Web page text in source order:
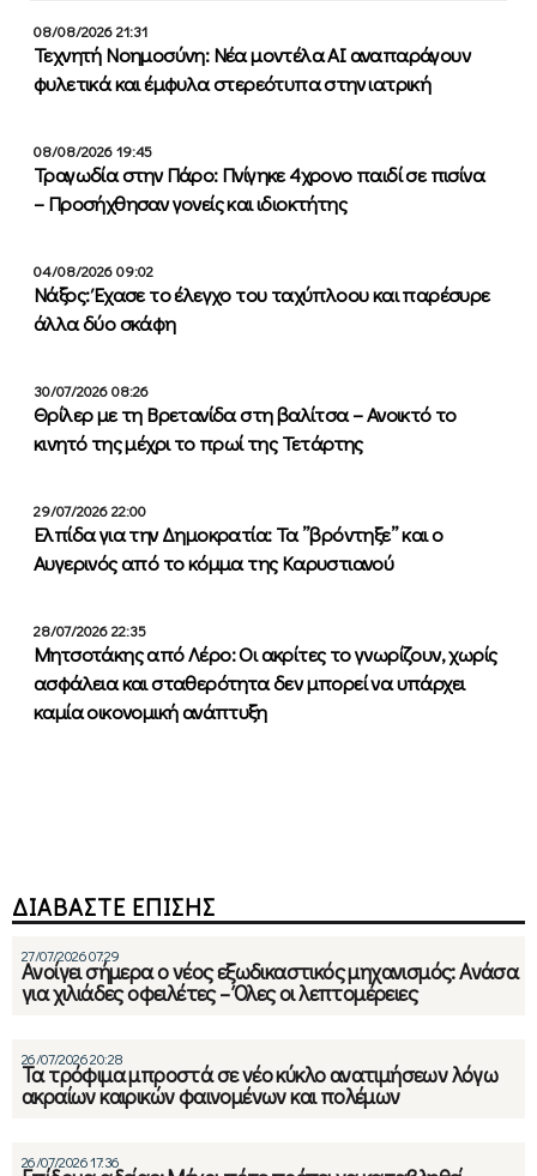
08/08/2026 21:31
Τεχνητή Νοημοσύνη: Νέα μοντέλα ΑΙ αναπαράγουν
φυλετικά και έμφυλα στερεότυπα στην ιατρική
08/08/2026 19:45
Τραγωδία στην Πάρο: Πνίγηκε 4χρονο παιδί σε πισίνα
– Προσήχθησαν γονείς και ιδιοκτήτης
04/08/2026 09:02
Νάξος: Έχασε το έλεγχο του ταχύπλοου και παρέσυρε
άλλα δύο σκάφη
30/07/2026 08:26
Θρίλερ με τη Βρετανίδα στη βαλίτσα – Ανοικτό το
κινητό της μέχρι το πρωί της Τετάρτης
29/07/2026 22:00
Ελπίδα για την Δημοκρατία: Τα ”βρόντηξε” και ο
Αυγερινός από το κόμμα της Καρυστιανού
28/07/2026 22:35
Μητσοτάκης από Λέρο: Οι ακρίτες το γνωρίζουν, χωρίς
ασφάλεια και σταθερότητα δεν μπορεί να υπάρχει
καμία οικονομική ανάπτυξη
ΔΙΑΒΑΣΤΕ ΕΠΙΣΗΣ
27/07/2026 07:29
Ανοίγει σήμερα ο νέος εξωδικαστικός μηχανισμός: Ανάσα
για χιλιάδες οφειλέτες – Όλες οι λεπτομέρειες
26/07/2026 20:28
Τα τρόφιμα μπροστά σε νέο κύκλο ανατιμήσεων λόγω
ακραίων καιρικών φαινομένων και πολέμων
26/07/2026 17:36